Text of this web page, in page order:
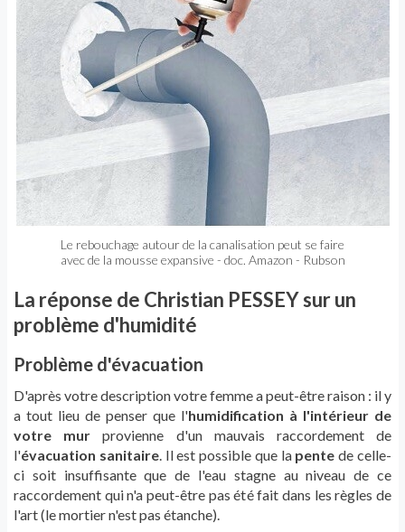
Le rebouchage autour de la canalisation peut se faire
avec de la mousse expansive - doc. Amazon - Rubson
La réponse de Christian PESSEY sur un
problème d'humidité
Problème d'évacuation
D'après votre description votre femme a peut-être raison : il y
a tout lieu de penser que l'humidification à l'intérieur de
votre mur provienne d'un mauvais raccordement de
l'évacuation sanitaire. Il est possible que la pente de celle-
ci soit insuffisante que de l'eau stagne au niveau de ce
raccordement qui n'a peut-être pas été fait dans les règles de
l'art (le mortier n'est pas étanche).